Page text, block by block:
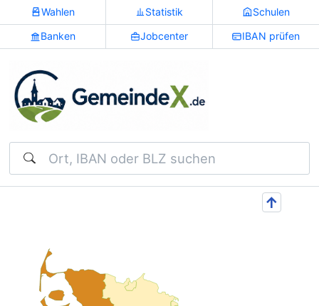
Wahlen Statistik Schulen
Banken Jobcenter IBAN prüfen
Suchen
↑